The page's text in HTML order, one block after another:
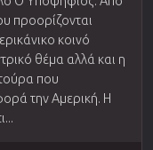
προορίζονται
κοινό
θέμα αλλά και η
που
την Αμερική. Η